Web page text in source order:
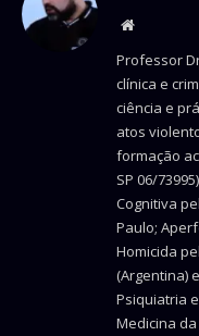
Website
Professor
clínica e
ciência e
atos
formação
SP 06/
Cognitiva
Paulo;
Homicida
(Argentina)
Psiquiatria
Medicina